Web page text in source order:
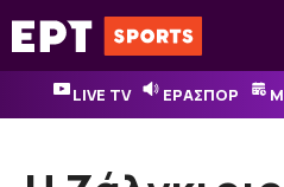
Μετάβαση
σε
περιεχόμενο
LIVE TV ΕΡΑΣΠΟΡ